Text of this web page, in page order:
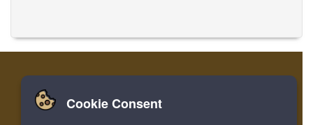
Zuhause Einloggen
Cookie Consent